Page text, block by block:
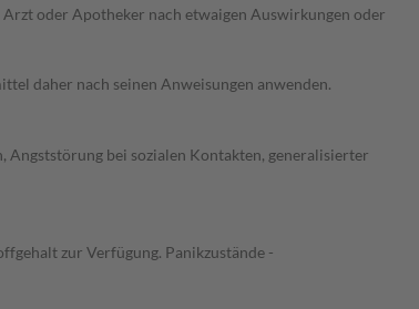
oder Apotheker nach etwaigen Auswirkungen oder
daher nach seinen Anweisungen anwenden.
bei sozialen Kontakten, generalisierter
zur Verfügung. Panikzustände -